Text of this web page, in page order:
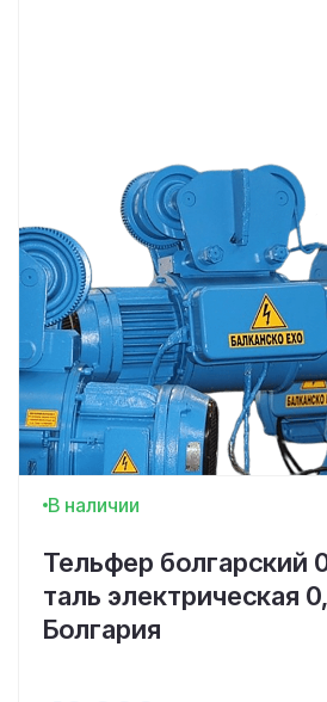
В наличии
Тельфер болгарский
таль электрическая
Болгария